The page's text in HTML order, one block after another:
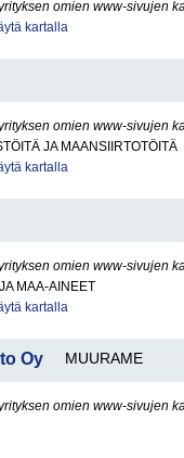
omien www-sivujen
kartalla
omien www-sivujen
JA MAANSIIRTOTÖITÄ
kartalla
omien www-sivujen
MAA-AINEET
kartalla
Oy MUURAME
omien www-sivujen